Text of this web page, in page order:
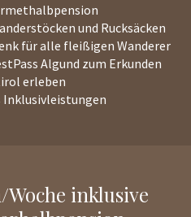
und Rucksäcken
für alle fleißigen Wanderer
Algund zum Erkunden
erleben
Inklusivleistungen
inklusive